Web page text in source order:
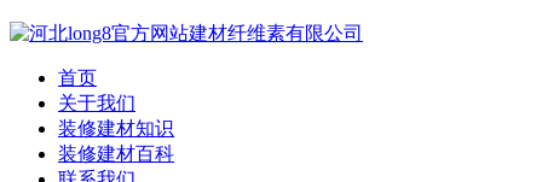
首页
关于我们
装修建材知识
装修建材百科